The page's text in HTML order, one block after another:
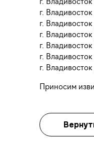
г.
г.
г.
г.
г.
г.
г.
Приносим